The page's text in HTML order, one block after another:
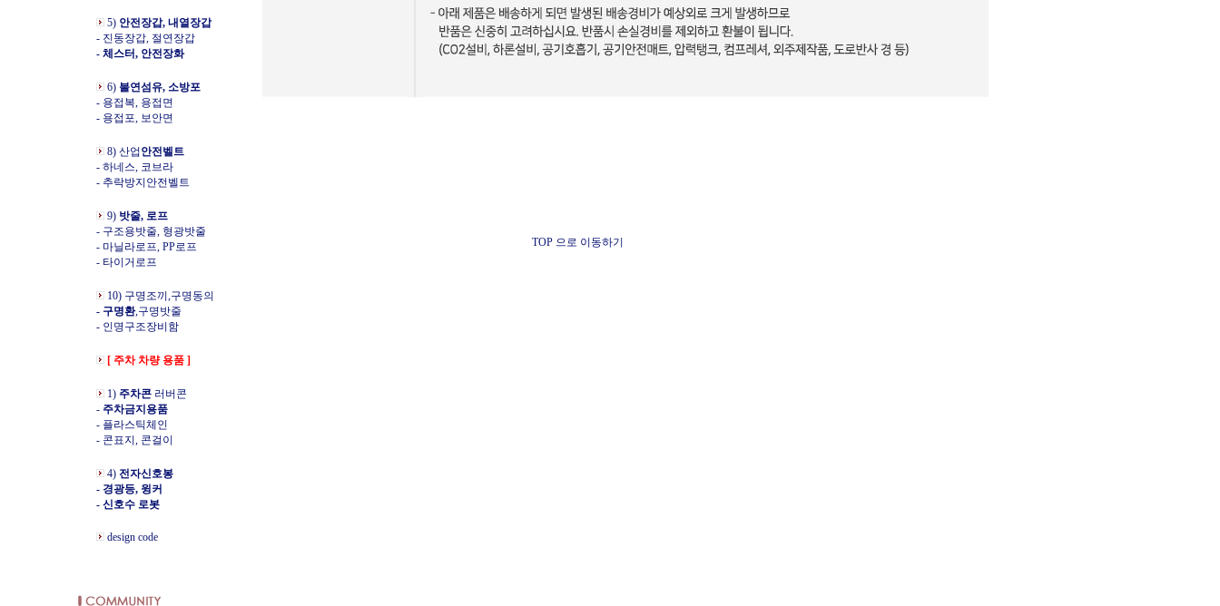
5) 안전장갑, 내열장갑
- 진동장갑, 절연장갑
- 체스터, 안전장화
6) 불연섬유, 소방포
- 용접복, 용접면
- 용접포, 보안면
8) 산업 안전벨트
- 하네스, 코브라
- 추락방지안전벨트
9) 밧줄, 로프
- 구조용밧줄, 형광밧줄
- 마닐라로프, PP로프
- 타이거로프
10) 구명조끼,구명동의
- 구명환,구명밧줄
- 인명구조장비함
[ 주차 차량 용품 ]
1) 주차콘 러버콘
- 주차금지용품
- 플라스틱체인
- 콘표지, 콘걸이
4) 전자신호봉
- 경광등, 윙커
- 신호수 로봇
design code
TOP 으로 이동하기